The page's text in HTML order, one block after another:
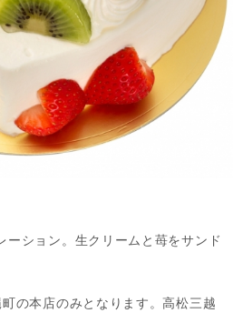
ーション。生クリームと苺をサンド
の本店のみとなります。高松三越